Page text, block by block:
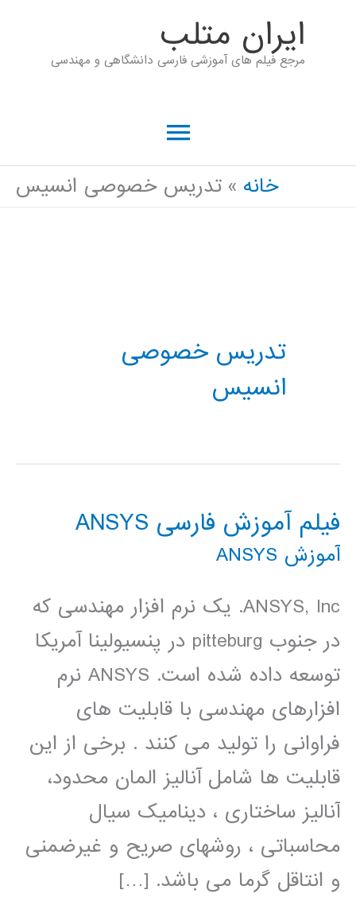
ايران متلب
مرجع فیلم های آموزشی فارسی دانشگاهی و مهندسی
فهرست
اصلی
خانه تدریس خصوصی انسیس
تدریس خصوصی
انسیس
فیلم آموزش فارسی ANSYS
آموزش ANSYS
ANSYS, Inc. یک نرم افزار مهندسی که
در جنوب pitteburg در پنسیولینا آمریکا
توسعه داده شده است. ANSYS نرم
افزارهای مهندسی با قابلیت های
فراوانی را تولید می کنند . برخی از این
قابلیت ها شامل آنالیز المان محدود،
آنالیز ساختاری ، دینامیک سیال
محاسباتی ، روشهای صریح و غیرضمنی
و انتاقل گرما می باشد. […]